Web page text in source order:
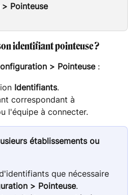
Pointeuse
identifiant pointeuse ?
> Pointeuse :
Identifiants.
correspondant à
l'équipe à connecter.
établissements ou
que nécessaire
> Pointeuse.